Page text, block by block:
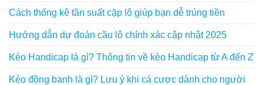
Cách thống kê tần suất cặp lô giúp bạn dễ trúng tiền
Hướng dẫn dự đoán cầu lô chính xác cập nhật 2025
Kèo Handicap là gì? Thông tin về kèo Handicap từ A đến Z
Kèo đồng banh là gì? Lưu ý khi cá cược dành cho người